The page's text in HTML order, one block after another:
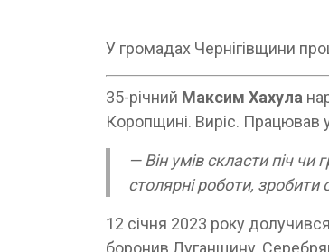
У громадах Чернігівщини
35-річний Максим Хахула
Коропщині. Виріс. Працював у
— Він умів скласти піч
столярні роботи,
12 січня 2023 року
боронив Луганщину,